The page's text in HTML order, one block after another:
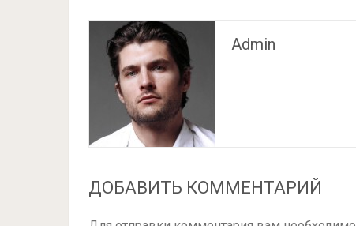
Admin
ДОБАВИТЬ КОММЕНТАРИЙ